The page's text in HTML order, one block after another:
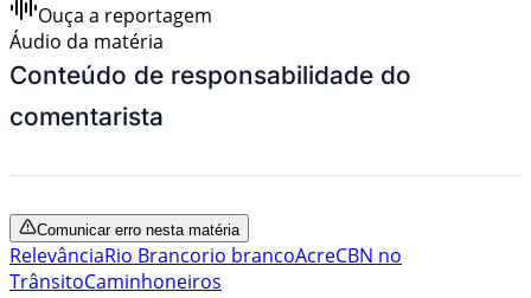
Ouça a reportagem
Áudio da matéria
Conteúdo de responsabilidade do
comentarista
Comunicar erro nesta matéria
RelevânciaRio Brancorio brancoAcreCBN no
TrânsitoCaminhoneiros